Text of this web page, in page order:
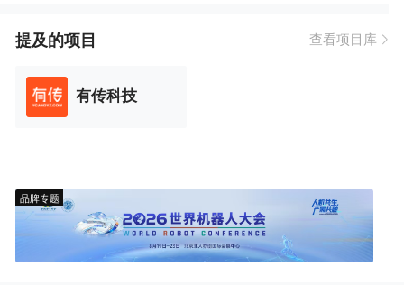
提及的项目 查看项目库
有传科技
品牌专题